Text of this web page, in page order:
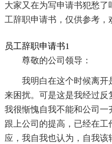
大家又在为写申请书犯愁
工辞职申请书，仅供参考，
员工辞职申请书1
尊敬的公司领导：
我明白在这个时候离开
来困扰。可是这是我经过反
我很惭愧自我不能和公司
跟上公司的提高，已经在
应，我自我也认为，自我该